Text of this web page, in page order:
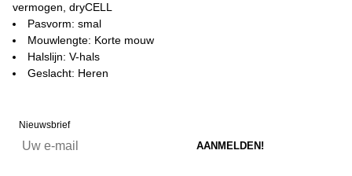
vermogen, dryCELL
Pasvorm: smal
Mouwlengte: Korte mouw
Halslijn: V-hals
Geslacht: Heren
Nieuwsbrief